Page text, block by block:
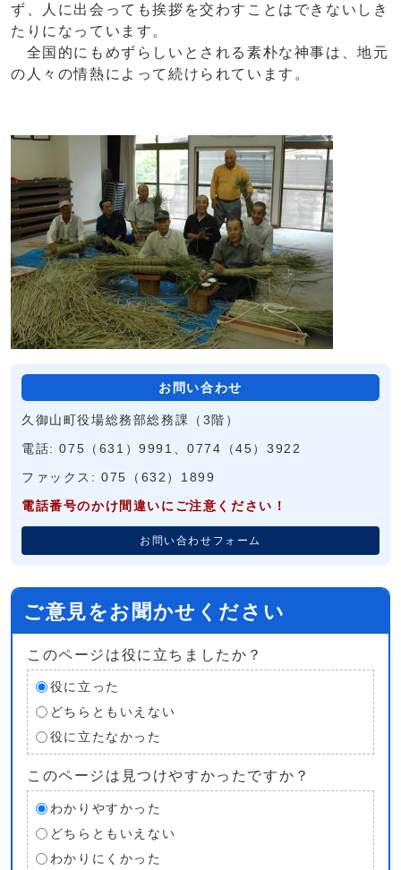
ず、人に出会っても挨拶を交わすことはできないしき
たりになっています。
全国的にもめずらしいとされる素朴な神事は、地元
の人々の情熱によって続けられています。
お問い合わせ
久御山町役場総務部総務課（3階）
電話: 075（631）9991、0774（45）3922
ファックス: 075（632）1899
電話番号のかけ間違いにご注意ください！
お問い合わせフォーム
ご意見をお聞かせください
このページは役に立ちましたか？
役に立った
どちらともいえない
役に立たなかった
このページは見つけやすかったですか？
わかりやすかった
どちらともいえない
わかりにくかった